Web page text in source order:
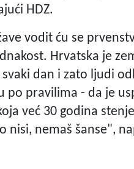
HDZ.
vodit ću se
Hrvatska je
dan i zato ljudi
po pravilima - da je
već 30 godina
nisi, nemaš šanse",